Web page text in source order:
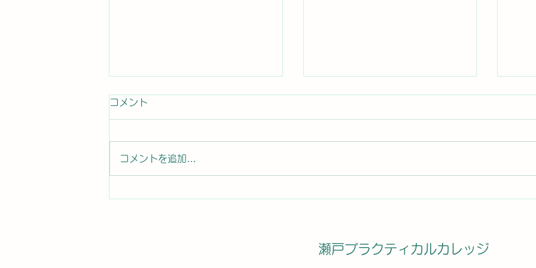
7月21日（水）31回目の授
7月17日（土）30回目の授業 7月
コメント
コメントを追加…
瀬戸プラクティカルカレッジ